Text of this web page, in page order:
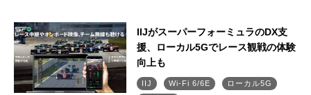
IIJがスーパーフォーミュラのDX支
援、ローカル5Gでレース観戦の体験
向上も
IIJ Wi-Fi 6/6E
ローカル5G